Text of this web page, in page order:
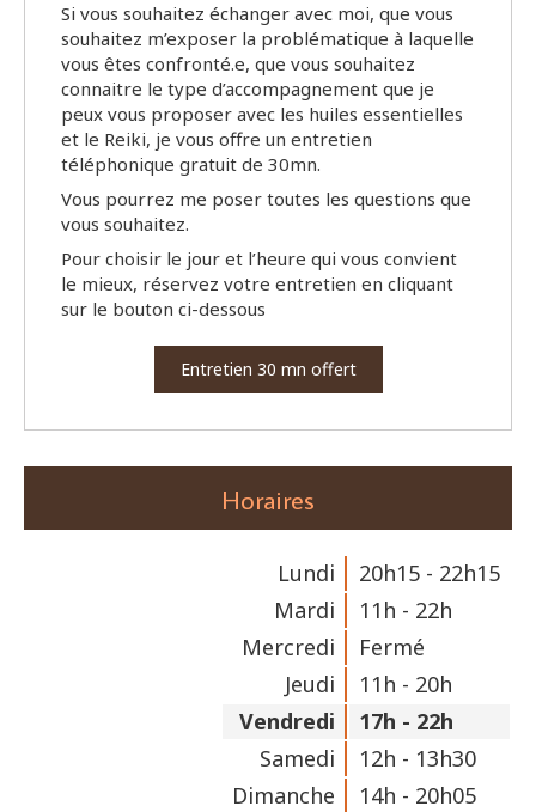
Si vous souhaitez échanger avec moi, que vous
souhaitez m’exposer la problématique à laquelle
vous êtes confronté.e, que vous souhaitez
connaitre le type d’accompagnement que je
peux vous proposer avec les huiles essentielles
et le Reiki, je vous offre un entretien
téléphonique gratuit de 30mn.
Vous pourrez me poser toutes les questions que
vous souhaitez.
Pour choisir le jour et l’heure qui vous convient
le mieux, réservez votre entretien en cliquant
sur le bouton ci-dessous
Entretien 30 mn offert
Horaires
Lundi
20h15 - 22h15
Mardi
11h - 22h
Mercredi
Fermé
Jeudi
11h - 20h
Vendredi
17h - 22h
Samedi
12h - 13h30
Dimanche
14h - 20h05